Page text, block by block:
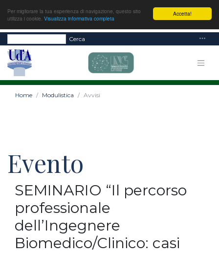
Accetta!
Per migliorare la tua esperienza di navigazione, questo sito
utilizza i cookie. Visualizza informativa completa
Cerca
Home Modulistica Avvisi
Evento
SEMINARIO “Il percorso
professionale
dell’Ingegnere
Biomedico/Clinico: casi